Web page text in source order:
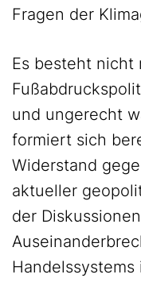
Fragen der
Es besteht nicht
und ungerecht
formiert sich
Widerstand
aktueller
der